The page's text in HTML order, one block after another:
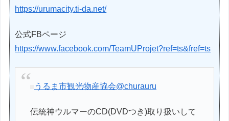
https://urumacity.ti-da.net/
公式FBページ
https://www.facebook.com/TeamUProjet?ref=ts&fref=ts
うるま市観光物産協会@churauru
伝統神ウルマーのCD(DVDつき)取り扱いして